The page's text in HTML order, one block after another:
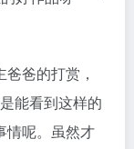
爸的打赏，
能看到这样的
情呢。虽然才